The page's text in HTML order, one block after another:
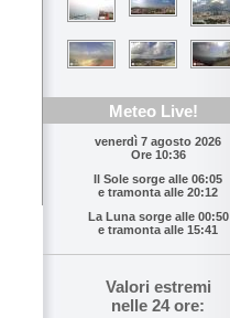
Meteo Live!
venerdì 7 agosto 2026
Ore 10:36
Il Sole sorge alle 06:05
e tramonta alle 20:12
La Luna sorge alle 00:50
e tramonta alle 15:41
Valori estremi
nelle 24 ore: